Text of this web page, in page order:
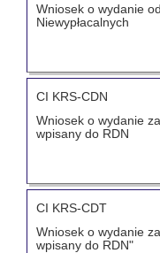
Wniosek o wydanie
Niewypłacalnych
CI KRS-CDN
Wniosek o wydanie
wpisany do RDN
CI KRS-CDT
Wniosek o wydanie
wpisany do RDN"